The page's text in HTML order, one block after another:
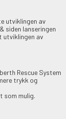
utviklingen av
siden lanseringen
utviklingen av
Rescue System
trykk og
som mulig.